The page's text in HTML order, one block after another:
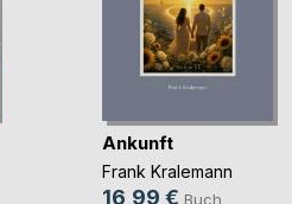
Ankunft
Frank Kralemann
16,99 € Buch